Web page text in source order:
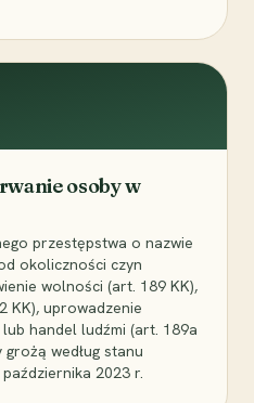
osoby w
przestępstwa o nazwie
okoliczności czyn
wolności (art. 189 KK),
KK), uprowadzenie
handel ludźmi (art. 189a
grożą według stanu
2023 r.